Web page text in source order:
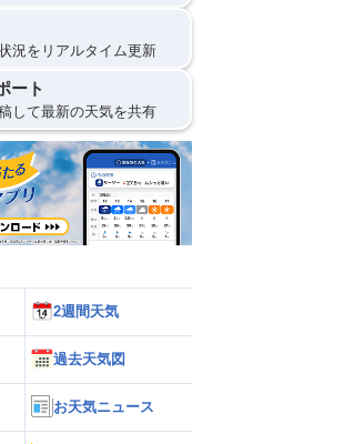
況をリアルタイム更新
ート
して最新の天気を共有
2週間天気
過去天気図
お天気ニュース